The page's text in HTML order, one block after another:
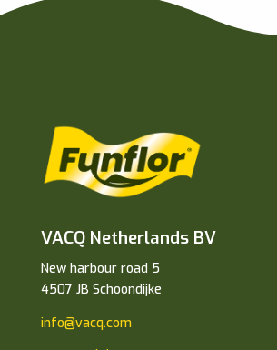
VACQ Netherlands BV
New harbour road 5
4507 JB Schoondijke
info@vacq.com